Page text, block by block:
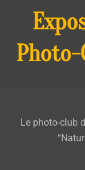
Le photo-club